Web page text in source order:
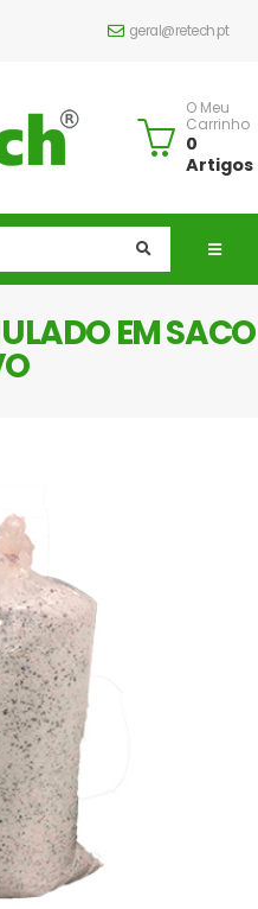
geral@retech.pt
O Meu
Carrinho
0
Artigos
EM SACO